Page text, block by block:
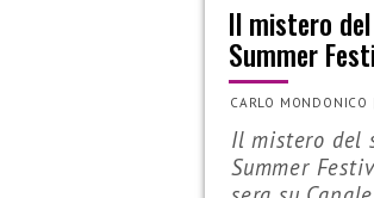
Il mistero
Summer
CARLO MONDONICO
Il mistero del
Summer